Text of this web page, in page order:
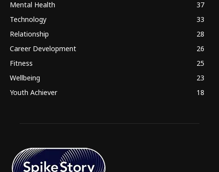
Mental Health
37
Technology
33
Relationship
28
Career Development
26
Fitness
25
Wellbeing
23
Youth Achiever
18